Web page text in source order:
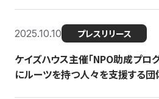
2025.10.10 プレスリリース
ケイズハウス主催「NPO助成プロ
にルーツを持つ人々を支援する団